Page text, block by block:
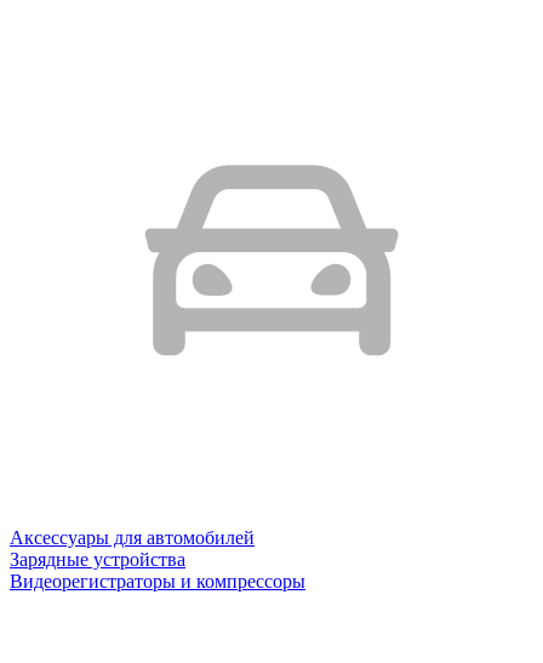
Аксессуары для автомобилей
Зарядные устройства
Видеорегистраторы и компрессоры